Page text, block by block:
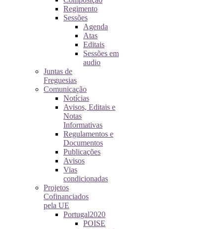
Regimento
Sessões
Agenda
Atas
Editais
Sessões em
audio
Juntas de
Freguesias
Comunicação
Notícias
Avisos, Editais e
Notas
Informativas
Regulamentos e
Documentos
Publicações
Avisos
Vias
condicionadas
Projetos
Cofinanciados
pela UE
Portugal2020
POISE